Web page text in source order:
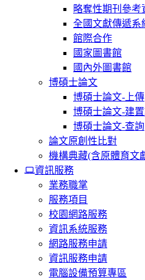
略奪性期刊參考
全國文獻傳遞系
館際合作
國家圖書館
國內外圖書館
博碩士論文
博碩士論文-上傳
博碩士論文-建
博碩士論文-查詢
論文原創性比對
機構典藏(含原體育文
資訊服務
業務職掌
服務項目
校園網路服務
資訊系統服務
網路服務申請
資訊服務申請
電腦設備預算專區